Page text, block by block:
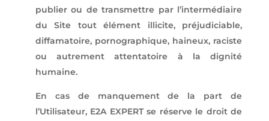
publier ou de transmettre par l’intermédiaire
du Site tout élément illicite, préjudiciable,
diffamatoire, pornographique, haineux, raciste
ou autrement attentatoire à la dignité
humaine.
En cas de manquement de la part de
l’Utilisateur, E2A EXPERT se réserve le droit de